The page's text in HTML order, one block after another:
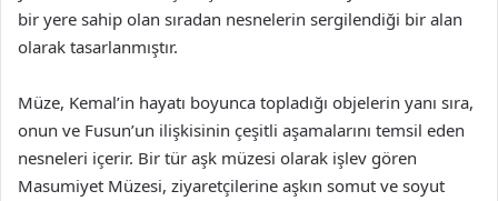
bir yere sahip olan sıradan nesnelerin sergilendiği bir alan
olarak tasarlanmıştır.
Müze, Kemal’in hayatı boyunca topladığı objelerin yanı sıra,
onun ve Fusun’un ilişkisinin çeşitli aşamalarını temsil eden
nesneleri içerir. Bir tür aşk müzesi olarak işlev gören
Masumiyet Müzesi, ziyaretçilerine aşkın somut ve soyut